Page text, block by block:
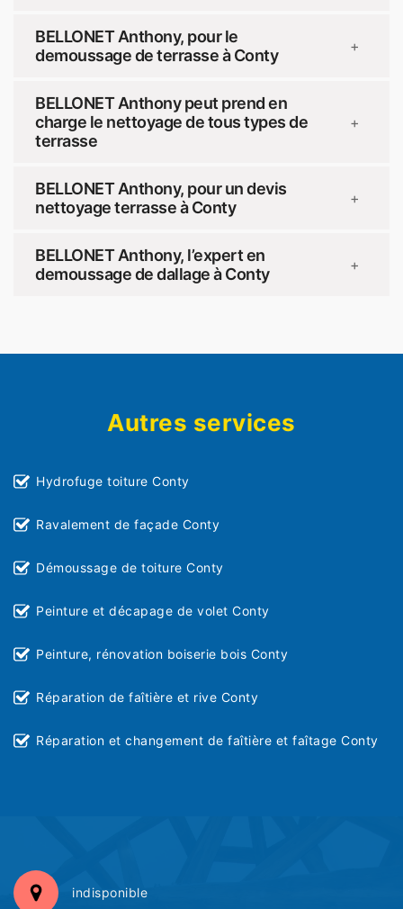
BELLONET Anthony, pour le
demoussage de terrasse à Conty
+
BELLONET Anthony peut prend en
charge le nettoyage de tous types de
terrasse
+
BELLONET Anthony, pour un devis
nettoyage terrasse à Conty
+
BELLONET Anthony, l’expert en
demoussage de dallage à Conty
+
Autres services
Hydrofuge toiture Conty
Ravalement de façade Conty
Démoussage de toiture Conty
Peinture et décapage de volet Conty
Peinture, rénovation boiserie bois Conty
Réparation de faîtière et rive Conty
Réparation et changement de faîtière et faîtage Conty
indisponible